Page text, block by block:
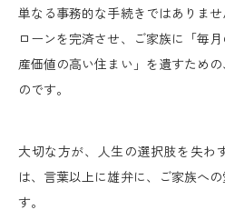
単なる事務的な手続きではありま
ローンを完済させ、ご家族に「毎
産価値の高い住まい」を遺すため
のです。
大切な方が、人生の選択肢を失わ
は、言葉以上に雄弁に、ご家族へ
す。